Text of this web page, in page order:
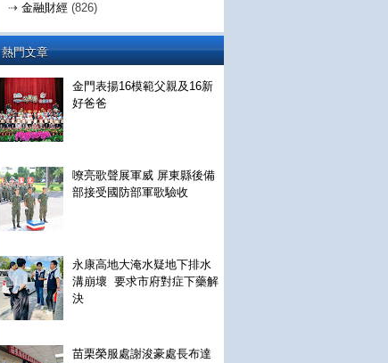
⇢ 金融財經 (826)
熱門文章
金門表揚16模範父親及16新
好爸爸
嘹亮歌聲展軍威 屏東縣後備
部接受國防部軍歌驗收
永康高地大淹水疑地下排水
溝崩壞 要求市府對症下藥解
決
苗栗榮服處謝浚豪處長布達